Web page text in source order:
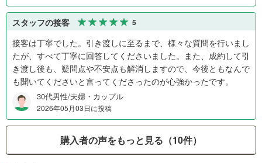
スタッフの接客 5
接客は丁寧でした。引き渡しに至るまで、様々な質問を行いまし
たが、すべて丁寧に回答してくださいました。また、成約して引
き渡し後も、疑問点や不安点も解消しますので、今後ともなんで
も聞いてくださいと言ってくださったのが心強かったです。
30代男性/夫婦・カップル
2026年05月03日に投稿
購入者の声をもっと見る（10件）